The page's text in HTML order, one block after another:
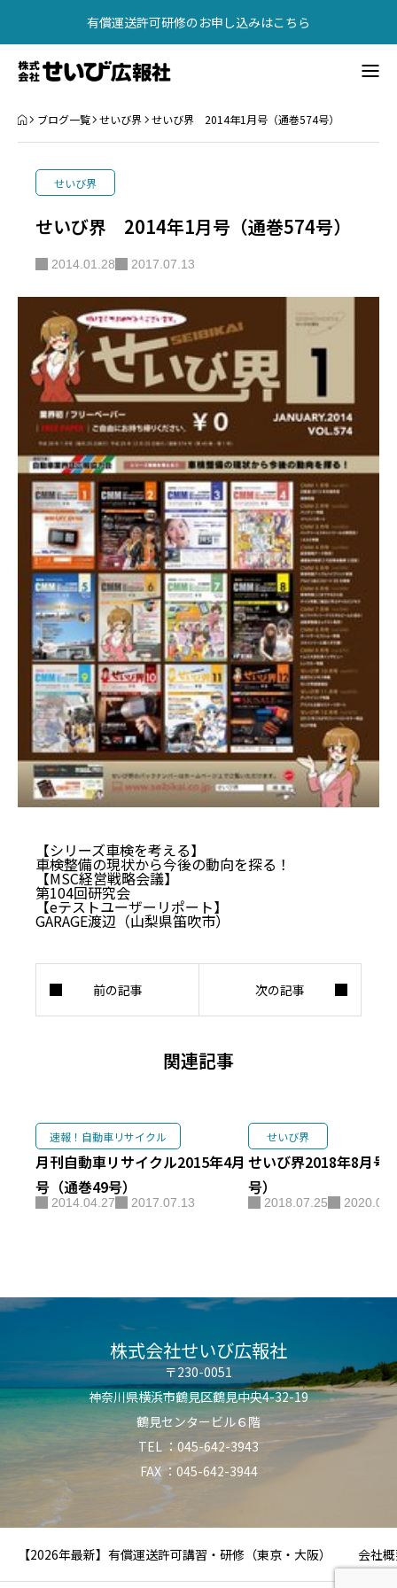
有償運送許可研修のお申し込みはこちら
【2026年最新】有償運送許可講習・研修（東京・大阪）
書籍紹介
有償運送許可研修 書籍紹介 問合せ
ブログ一覧 せいび界 せいび界 2014年1月号（通巻574号）
せいび界
せいび界 2014年1月号（通巻574号）
2014.01.28 2017.07.13
【シリーズ車検を考える】
車検整備の現状から今後の動向を探る！
【MSC経営戦略会議】
第104回研究会
【eテストユーザーリポート】
GARAGE渡辺（山梨県笛吹市）
関連記事
速報！自動車リサイクル
月刊自動車リサイクル2015年4月
号（通巻49号）
2014.04.27 2017.07.13
せいび界
せいび界2018年8月号
号）
2018.07.25
株式会社せいび広報社
〒230-0051
神奈川県横浜市鶴見区鶴見中央4-32-19
鶴見センタービル６階
TEL ：045-642-3943
FAX ：045-642-3944
【2026年最新】有償運送許可講習・研修（東京・大阪） 会社